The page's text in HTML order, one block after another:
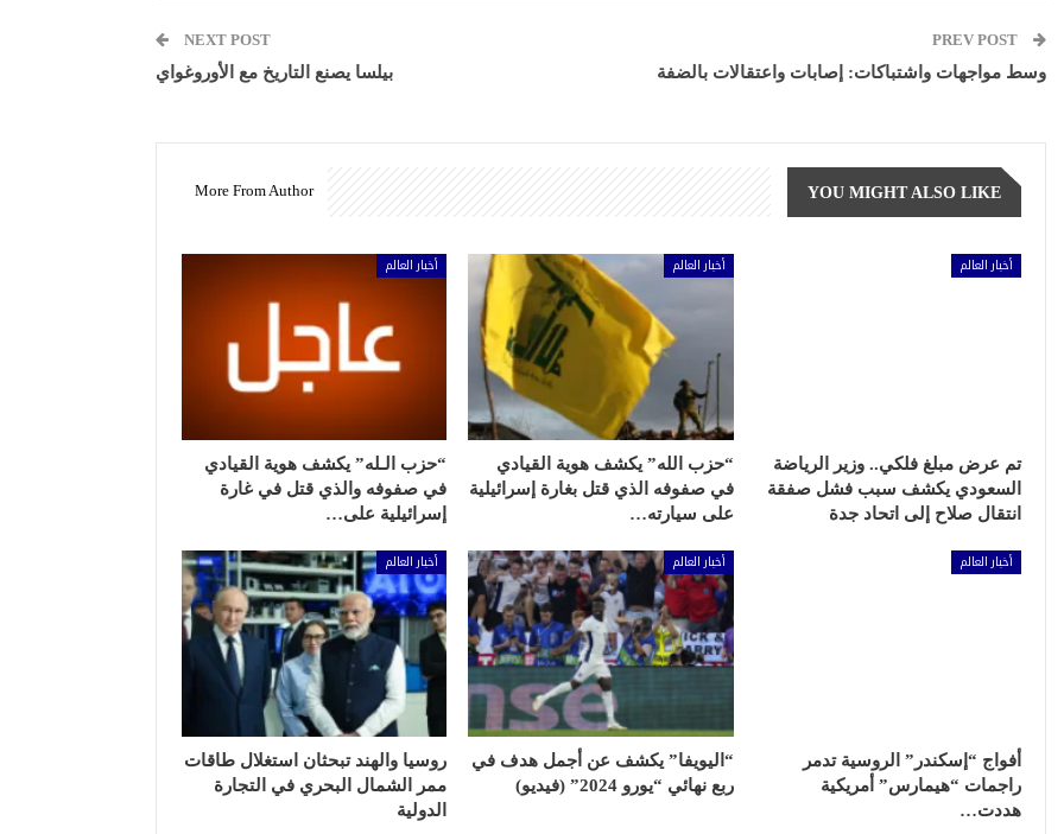
وسط مواجهات واشتباكات: إصابات واعتقالات بالضفة
NEXT POST
بيلسا يصنع التاريخ مع الأوروغواي
YOU MIGHT ALSO LIKE
More From Author
أخبار العالم
تم عرض مبلغ فلكي.. وزير الرياضة
السعودي يكشف سبب فشل صفقة
انتقال صلاح إلى اتحاد جدة
أخبار العالم
“حزب الله” يكشف هوية القيادي
في صفوفه الذي قتل بغارة إسرائيلية
على سيارته…
أخبار العالم
“حزب الـله” يكشف هوية القيادي
في صفوفه والذي قتل في غارة
إسرائيلية على…
أخبار العالم
أفواج “إسكندر” الروسية تدمر
راجمات “هيمارس” أمريكية
هددت…
أخبار العالم
“اليويفا” يكشف عن أجمل هدف في
ربع نهائي “يورو 2024” (فيديو)
أخبار العالم
روسيا والهند تبحثان استغلال طاقات
ممر الشمال البحري في التجارة
الدولية